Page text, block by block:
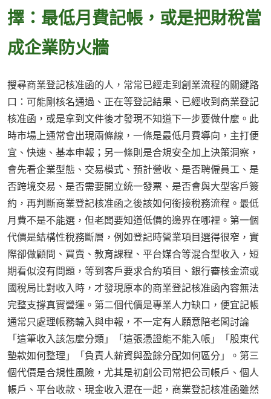
擇：最低月費記帳，或是把財稅當
成企業防火牆
搜尋商業登記核准函的人，常常已經走到創業流程的關鍵路
口：可能剛核名通過、正在等登記結果、已經收到商業登記
核准函，或是拿到文件後才發現不知道下一步要做什麼。此
時市場上通常會出現兩條線，一條是最低月費導向，主打便
宜、快速、基本申報；另一條則是合規安全加上決策洞察，
會先看企業型態、交易模式、預計營收、是否聘僱員工、是
否跨境交易、是否需要開立統一發票、是否會與大型客戶簽
約，再判斷商業登記核准函之後該如何銜接稅務流程。最低
月費不是不能選，但老闆要知道低價的邊界在哪裡。第一個
代價是結構性稅務斷層，例如登記時營業項目選得很窄，實
際卻做顧問、買賣、教育課程、平台媒合等混合型收入，短
期看似沒有問題，等到客戶要求合約項目、銀行審核金流或
國稅局比對收入時，才發現原本的商業登記核准函內容無法
完整支撐真實營運。第二個代價是專業人力缺口，便宜記帳
通常只處理帳務輸入與申報，不一定有人願意陪老闆討論
「這筆收入該怎麼分類」「這張憑證能不能入帳」「股東代
墊款如何整理」「負責人薪資與盈餘分配如何區分」。第三
個代價是合規性風險，尤其是初創公司常把公司帳戶、個人
帳戶、平台收款、現金收入混在一起，商業登記核准函雖然